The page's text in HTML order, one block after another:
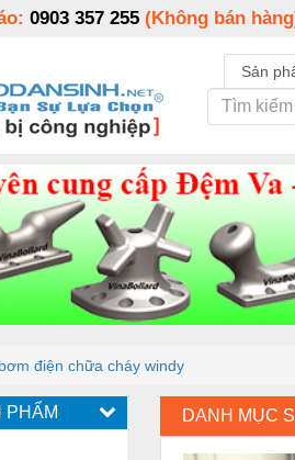
0903 357 255 (Không bán
Sản
điện chữa cháy windy
PHẨM DANH MỤC